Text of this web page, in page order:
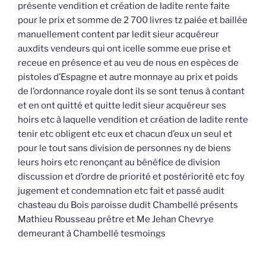
présente vendition et création de ladite rente faite
pour le prix et somme de 2 700 livres tz paiée et baillée
manuellement content par ledit sieur acquéreur
auxdits vendeurs qui ont icelle somme eue prise et
receue en présence et au veu de nous en espèces de
pistoles d’Espagne et autre monnaye au prix et poids
de l’ordonnance royale dont ils se sont tenus à contant
et en ont quitté et quitte ledit sieur acquéreur ses
hoirs etc à laquelle vendition et création de ladite rente
tenir etc obligent etc eux et chacun d’eux un seul et
pour le tout sans division de personnes ny de biens
leurs hoirs etc renonçant au bénéfice de division
discussion et d’ordre de priorité et postériorité etc foy
jugement et condemnation etc fait et passé audit
chasteau du Bois paroisse dudit Chambellé présents
Mathieu Rousseau prêtre et Me Jehan Chevrye
demeurant à Chambellé tesmoings